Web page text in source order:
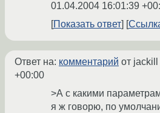
01.04.2004 16:01:39
Показать ответ
Ответ на: комментарий от jackill
+00:00
>А с какими
я ж говорю, по